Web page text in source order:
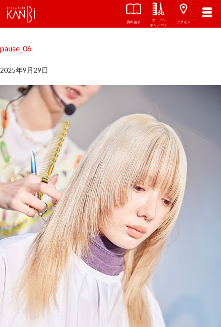
アクセス
オープン
キャンパス
資料請求
関西美容専門学校
pause_06
2025年9月29日